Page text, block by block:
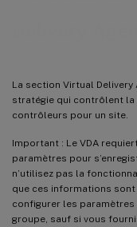
La section Virtual
stratégie qui contrôlent la
contrôleurs pour un site.
Important : Le VDA
paramètres pour
n’utilisez pas la
que ces informations sont
configurer les paramètres
groupe, sauf si vous